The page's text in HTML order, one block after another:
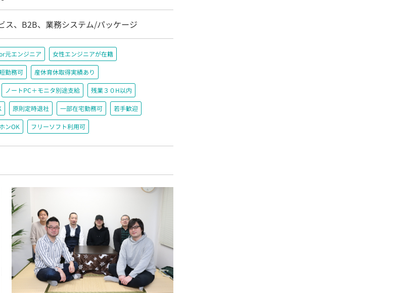
ス、B2B、業務システム/パッケージ
元エンジニア 女性エンジニアが在籍
勤務可 産休育休取得実績あり
ノートPC＋モニタ別途支給 残業３０H以内
原則定時退社 一部在宅勤務可 若手歓迎
ンOK フリーソフト利用可